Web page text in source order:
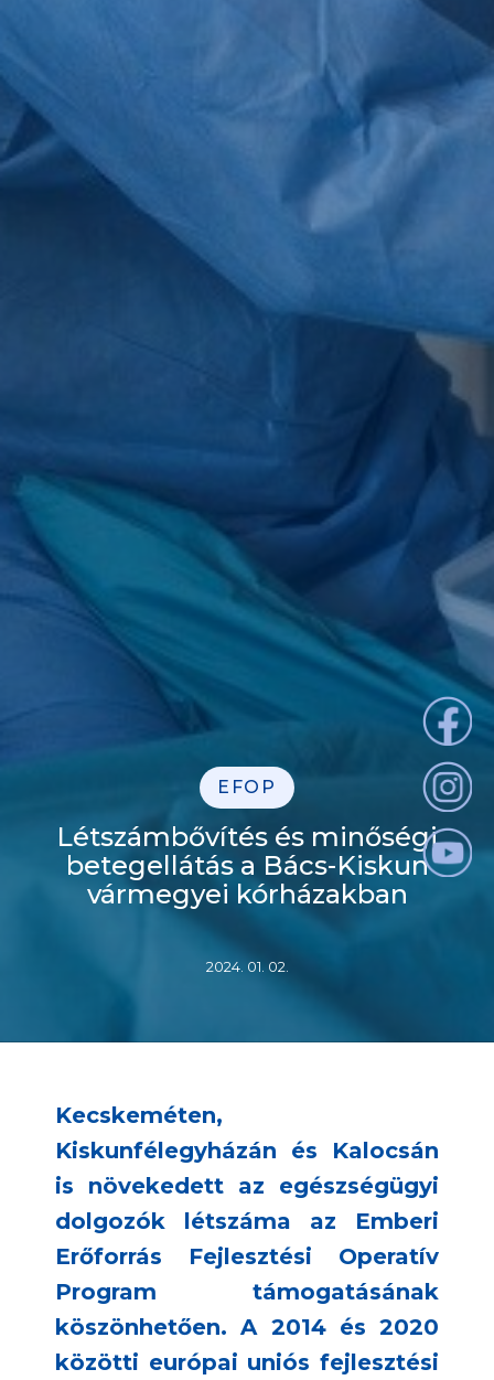
EFOP
Létszámbővítés és minőségi
betegellátás a Bács-Kiskun
vármegyei kórházakban
2024. 01. 02.
Kecskeméten,
Kiskunfélegyházán és Kalocsán
is növekedett az egészségügyi
dolgozók létszáma az Emberi
Erőforrás Fejlesztési Operatív
Program támogatásának
köszönhetően. A 2014 és 2020
közötti európai uniós fejlesztési